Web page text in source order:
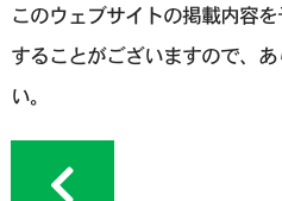
このウェブサイトの掲載内容
することがございますので、
い。